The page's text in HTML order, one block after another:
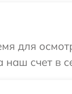
для
счет в